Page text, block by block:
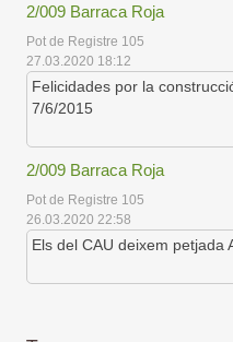
2/009 Barraca Roja
Pot de Registre 105
27.03.2020 18:12
Felicidades por la
7/6/2015
2/009 Barraca Roja
Pot de Registre 105
26.03.2020 22:58
Els del CAU deixem petjada